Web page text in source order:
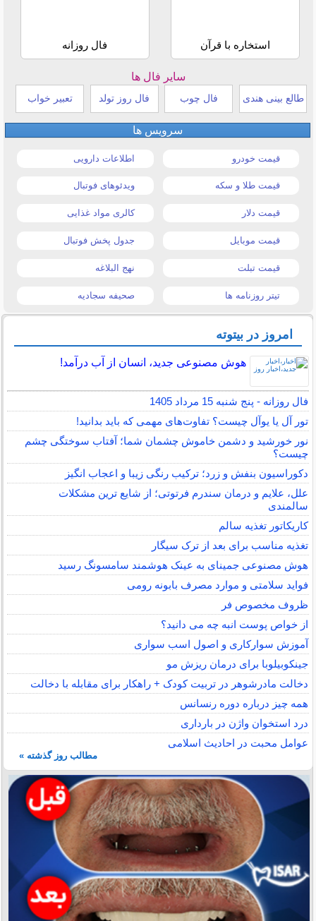
استخاره با قرآن فال روزانه
سایر فال ها
طالع بینی هندی فال چوب فال روز تولد تعبیر خواب
سرویس ها
قیمت خودرو اطلاعات دارویی
قیمت طلا و سکه ویدئوهای فوتبال
قیمت دلار کالری مواد غذایی
قیمت موبایل جدول پخش فوتبال
قیمت تبلت نهج البلاغه
تیتر روزنامه ها صحیفه سجادیه
امروز در بیتوته
هوش مصنوعی جدید، انسان از آب درآمد!
فال روزانه - پنج شنبه 15 مرداد 1405
تور آل یا یوآل چیست؟ تفاوت‌های مهمی که باید بدانید!
نور خورشید و دشمن خاموش چشمان شما؛ آفتاب سوختگی چشم
چیست؟
دکوراسیون بنفش و زرد؛ ترکیب رنگی زیبا و اعجاب انگیز
علل، علایم و درمان سندرم فرتوتی؛ از شایع ترین مشکلات
سالمندی
کاریکاتور تغذیه سالم
تغذیه مناسب برای بعد از ترک سیگار
هوش مصنوعی جمینای به عینک هوشمند سامسونگ رسید
فواید سلامتی و موارد مصرف بابونه رومی
ظروف مخصوص فر
از خواص پوست انبه چه می دانید؟
آموزش سوارکاری و اصول اسب سواری
جینکوبیلوبا برای درمان ریزش مو
دخالت مادرشوهر در تربیت کودک + راهکار برای مقابله با دخالت
همه چیز درباره دوره رنسانس
درد استخوان واژن در بارداری
عوامل محبت در احادیث اسلامى
مطالب روز گذشته »